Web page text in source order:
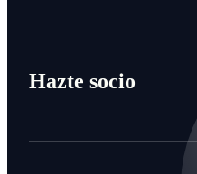
Hazte socio